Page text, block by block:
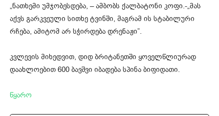
„ნათხემი უმჯობესდება, – ამბობს ქალბატონი კოფი.-„მას
აქვს გარკვეული სითხე ტვინში, მაგრამ ის სტაბილური
რჩება, ამიტომ არ სჭირდება დრენაჟი”.
კვლევის მიხედვით, დიდ ბრიტანეთში ყოველწლიურად
დაახლოებით 600 ბავშვი იბადება სპინა ბიფიდათი.
წყარო